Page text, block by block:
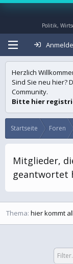
Politik,
Herzlich
Sind Sie neu hier?
Community.
Bitte hier
Startseite Foren
Mitglieder,
geantwortet
Thema hier kommt